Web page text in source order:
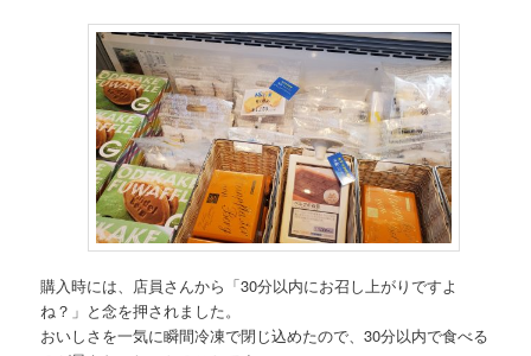
購入時には、店員さんから「30分以内にお召し上がりですよ
ね？」と念を押されました。
おいしさを一気に瞬間冷凍で閉じ込めたので、30分以内で食べる